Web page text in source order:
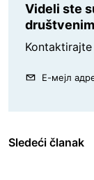
Videli ste
Kontaktirajte
Е-мејл
Sledeći članak